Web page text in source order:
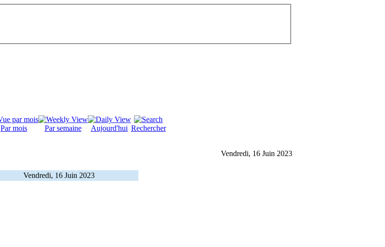
Par mois Par semaine Aujourd'hui Rechercher
Vendredi, 16 Juin 2023
Vendredi, 16 Juin 2023